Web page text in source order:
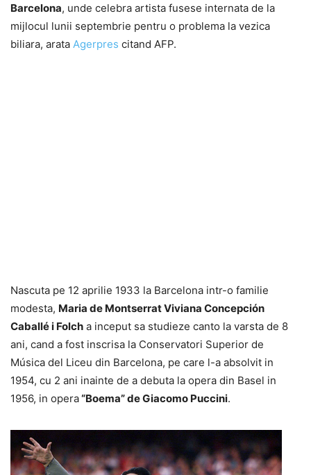
Barcelona, unde celebra artista fusese internata de la
mijlocul lunii septembrie pentru o problema la vezica
biliara, arata Agerpres citand AFP.
Nascuta pe 12 aprilie 1933 la Barcelona intr-o familie
modesta, Maria de Montserrat Viviana Concepción
Caballé i Folch a inceput sa studieze canto la varsta de 8
ani, cand a fost inscrisa la Conservatori Superior de
Música del Liceu din Barcelona, pe care l-a absolvit in
1954, cu 2 ani inainte de a debuta la opera din Basel in
1956, in opera“Boema” de Giacomo Puccini.